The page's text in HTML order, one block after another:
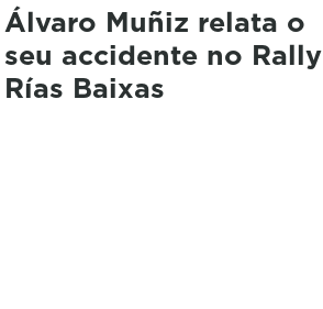
Álvaro Muñiz relata o
seu accidente no Rally
Rías Baixas